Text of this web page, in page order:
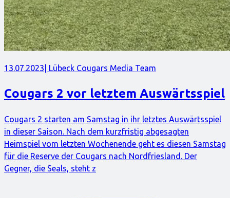
13.07.2023 | Lübeck Cougars Media Team
Cougars 2 vor letztem Auswärtsspiel
Cougars 2 starten am Samstag in ihr letztes Auswärtsspiel
in dieser Saison. Nach dem kurzfristig abgesagten
Heimspiel vom letzten Wochenende geht es diesen Samstag
für die Reserve der Cougars nach Nordfriesland. Der
Gegner, die Seals, steht z